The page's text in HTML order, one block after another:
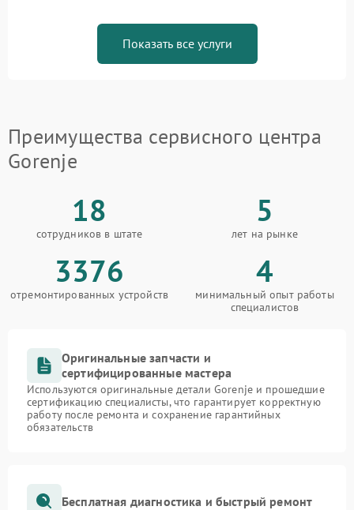
Показать все услуги
Преимущества сервисного центра
Gorenje
18
сотрудников в штате
5
лет на рынке
3376
отремонтированных устройств
4
минимальный опыт работы
специалистов
Оригинальные запчасти и
сертифицированные мастера
Используются оригинальные детали Gorenje и прошедшие
сертификацию специалисты, что гарантирует корректную
работу после ремонта и сохранение гарантийных
обязательств
Бесплатная диагностика и быстрый ремонт